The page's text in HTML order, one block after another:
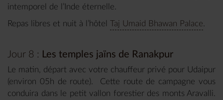
intemporel de l’Inde éternelle.
Repas libres et nuit à l’hôtel Taj Umaid Bhawan Palace
Jour 8 : Les temples jaïns de Ranakpur
Le matin, départ avec votre chauffeur privé pour Udaipur
(environ 05h de route). Cette route de campagne vous
conduira dans le petit vallon forestier des monts Aravalli.